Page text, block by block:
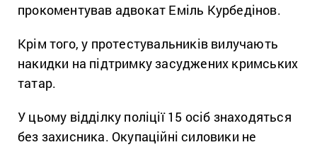
прокоментував адвокат Еміль Курбедінов.
Крім того, у протестувальників вилучають
накидки на підтримку засуджених кримських
татар.
У цьому відділку поліції 15 осіб знаходяться
без захисника. Окупаційні силовики не